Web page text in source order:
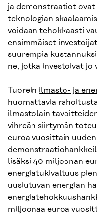
ja demonstraatiot
teknologian
voidaan tehokkaasti
ensimmäiset
suurempia
ne, jotka investoivat jo
Tuorein ilmasto- ja
huomattavia
ilmastolain
vihreän siirtymän
euroa vuosittain
lisäksi 40 miljoonan
energiatukivaltuus
uusiutuvan energian
miljoonaa euroa